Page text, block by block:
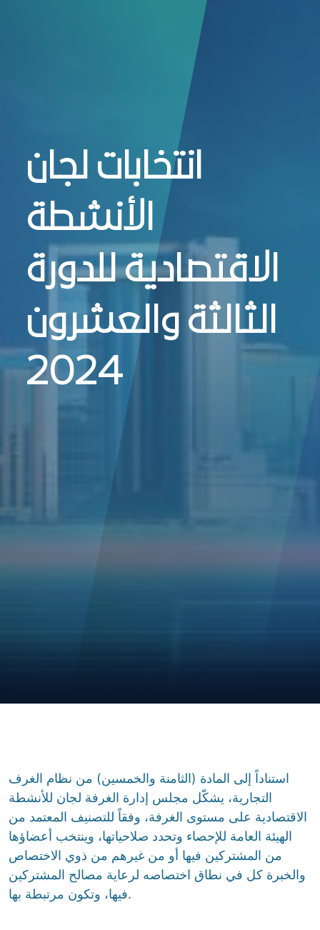
انتخابات لجان
الأنشطة
الاقتصادية للدورة
الثالثة والعشرون
2024
استناداً إلى المادة (الثامنة والخمسين) من نظام الغرف
التجارية، يشكّل مجلس إدارة الغرفة لجان للأنشطة
الاقتصادية على مستوى الغرفة، وفقاً للتصنيف المعتمد من
الهيئة العامة للإحصاء وتحدد صلاحياتها، وينتخب أعضاؤها
من المشتركين فيها أو من غيرهم من ذوي الاختصاص
والخبرة كل في نطاق اختصاصه لرعاية مصالح المشتركين
فيها، وتكون مرتبطة بها.